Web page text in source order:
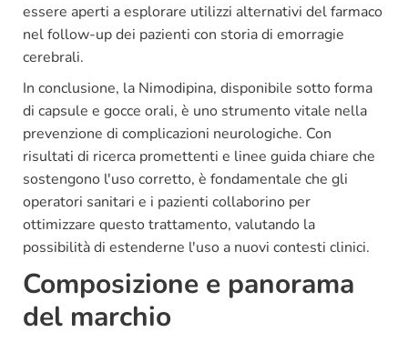
essere aperti a esplorare utilizzi alternativi del farmaco
nel follow-up dei pazienti con storia di emorragie
cerebrali.
In conclusione, la Nimodipina, disponibile sotto forma
di capsule e gocce orali, è uno strumento vitale nella
prevenzione di complicazioni neurologiche. Con
risultati di ricerca promettenti e linee guida chiare che
sostengono l'uso corretto, è fondamentale che gli
operatori sanitari e i pazienti collaborino per
ottimizzare questo trattamento, valutando la
possibilità di estenderne l'uso a nuovi contesti clinici.
Composizione e panorama
del marchio